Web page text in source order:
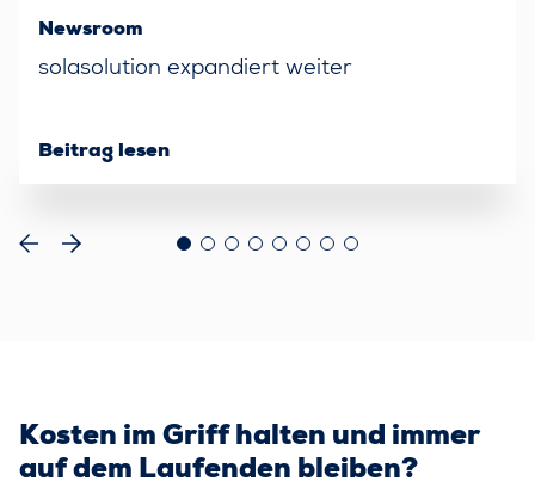
Newsroom
solasolution expandiert weiter
Beitrag lesen
Kosten im Griff halten und immer
auf dem Laufenden bleiben?